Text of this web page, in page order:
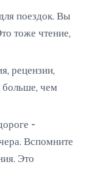
поездок. Вы
тоже чтение,
рецензии,
больше, чем
-
Вспомните
Это